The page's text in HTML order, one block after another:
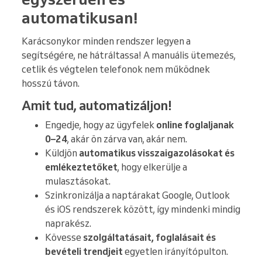
automatikusan!
Karácsonykor minden rendszer legyen a
segítségére, ne hátráltassa! A manuális ütemezés,
cetlik és végtelen telefonok nem működnek
hosszú távon.
Amit tud, automatizáljon!
Engedje, hogy az ügyfelek online foglaljanak
0–24, akár ön zárva van, akár nem.
Küldjön automatikus visszaigazolásokat és
emlékeztetőket, hogy elkerülje a
mulasztásokat.
Szinkronizálja a naptárakat Google, Outlook
és iOS rendszerek között, így mindenki mindig
naprakész.
Kövesse szolgáltatásait, foglalásait és
bevételi trendjeitegyetlen irányítópulton.